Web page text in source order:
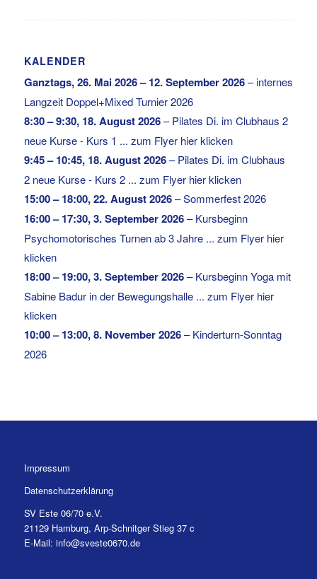
KALENDER
Ganztags,26. Mai 2026– 12. September 2026–internes
Langzeit Doppel+Mixed Turnier 2026
8:30– 9:30, 18. August 2026–Pilates Di. im Clubhaus 2
neue Kurse - Kurs 1 ... zum Flyer hier klicken
9:45– 10:45, 18. August 2026–Pilates Di. im Clubhaus
2 neue Kurse - Kurs 2 ... zum Flyer hier klicken
15:00– 18:00,22. August 2026–Sommerfest 2026
16:00– 17:30,3. September 2026–Kursbeginn
Psychomotorisches Turnen ab 3 Jahre ... zum Flyer hier
klicken
18:00– 19:00,3. September 2026–Kursbeginn Yoga mit
Sabine Badur in der Bewegungshalle ... zum Flyer hier
klicken
10:00– 13:00,8. November 2026–Kinderturn-Sonntag
2026
Impressum
Datenschutzerklärung
SV Este 06/70 e.V.
21129 Hamburg, Arp-Schnitger Stieg 37 c
E-Mail: info@sveste0670.de